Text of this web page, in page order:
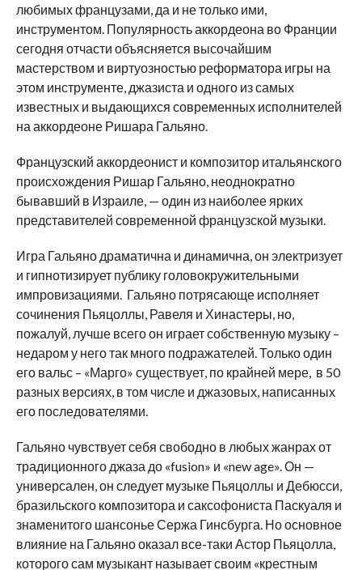
любимых французами, да и не только ими,
инструментом. Популярность аккордеона во Франции
сегодня отчасти объясняется высочайшим
мастерством и виртуозностью реформатора игры на
этом инструменте, джазиста и одного из самых
известных и выдающихся современных исполнителей
на аккордеоне Ришара Гальяно.
Французский аккордеонист и композитор итальянского
происхождения Ришар Гальяно, неоднократно
бывавший в Израиле, — один из наиболее ярких
представителей современной французской музыки.
Игра Гальяно драматична и динамична, он электризует
и гипнотизирует публику головокружительными
импровизациями. Гальяно потрясающе исполняет
сочинения Пьяцоллы, Равеля и Хинастеры, но,
пожалуй, лучше всего он играет собственную музыку –
недаром у него так много подражателей. Только один
его вальс – «Марго» существует, по крайней мере, в 50
разных версиях, в том числе и джазовых, написанных
его последователями.
Гальяно чувствует себя свободно в любых жанрах от
традиционного джаза до «fusion» и «new age». Он —
универсален, он следует музыке Пьяцоллы и Дебюсси,
бразильского композитора и саксофониста Паскуаля и
знаменитого шансонье Сержа Гинсбурга. Но основное
влияние на Гальяно оказал все-таки Астор Пьяцолла,
которого сам музыкант называет своим «крестным